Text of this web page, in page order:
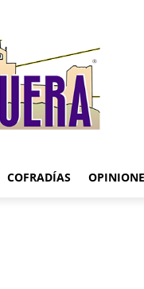
COFRADÍAS